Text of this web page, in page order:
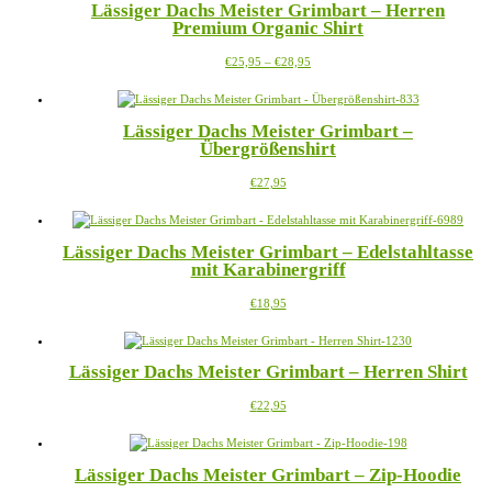
der
Produktseite
werden
Varianten
auf.
Optionen
auf
Produktseite
gewählt
Lässiger Dachs Meister Grimbart – Herren
Premium Organic Shirt
€25,95 – €28,95
bis
weist
Varianten
auf.
auf
Produktseite
gewählt
Lässiger Dachs Meister Grimbart –
Übergrößenshirt
€27,95Dieses
weist
Varianten
auf.
Optionen
auf
Produktseite
werden
Lässiger Dachs Meister Grimbart – Edelstahltasse
mit Karabinergriff
€18,95Dieses
weist
Varianten
Die
können
der
Lässiger Dachs Meister Grimbart – Herren Shirt
€22,95Dieses
weist
Varianten
Lässiger Dachs Meister Grimbart – Zip-Hoodie